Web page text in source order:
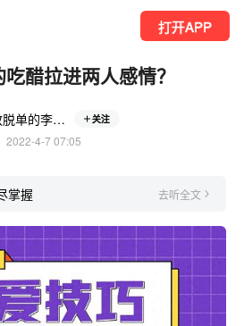
打开APP
醋拉进两人感情？
教脱单的李小野 关注
2022-4-7 07:05
掌握 去听全文